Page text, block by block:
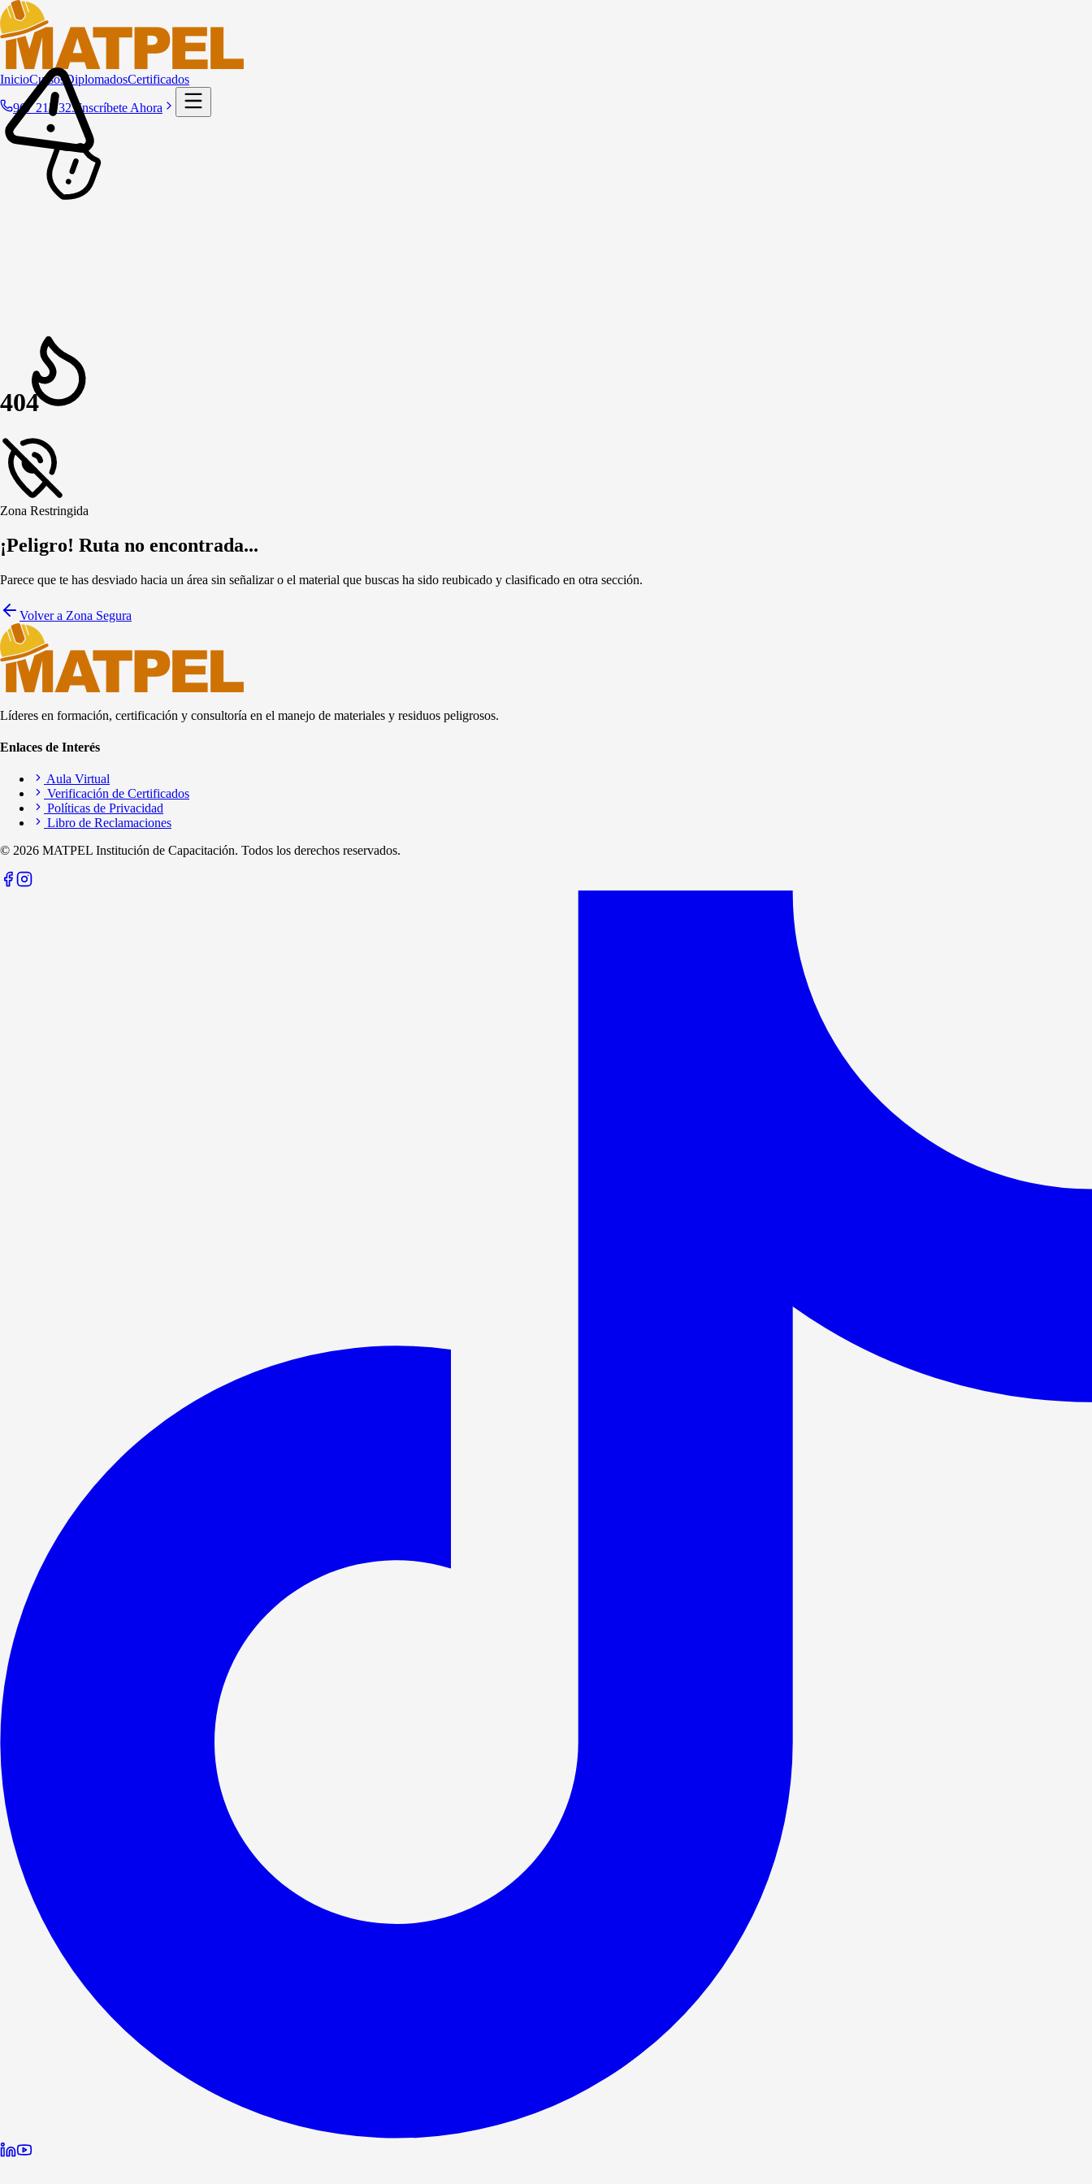
InicioCursos DiplomadosCertificados
967 212 323 Inscríbete Ahora
404
Zona Restringida
¡Peligro! Ruta no encontrada...
Parece que te has desviado hacia un área sin señalizar o el material que buscas ha sido reubicado y clasificado en otra sección.
Volver a Zona Segura
Líderes en formación, certificación y consultoría en el manejo de materiales y residuos peligrosos.
Enlaces de Interés
Aula Virtual
Verificación de Certificados
Políticas de Privacidad
Libro de Reclamaciones
© 2026 MATPEL Institución de Capacitación. Todos los derechos reservados.